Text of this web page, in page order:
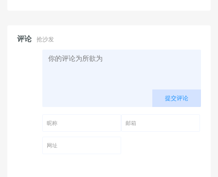
评论 抢沙发
提交评论